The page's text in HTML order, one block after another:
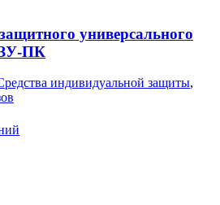
универсального
ПК
индивидуальной защиты,